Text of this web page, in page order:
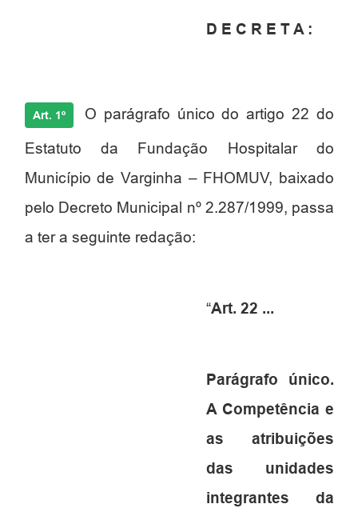
D E C R E T A :
Art. 1º O parágrafo único do artigo 22 do
Estatuto da Fundação Hospitalar do
Município de Varginha – FHOMUV, baixado
pelo Decreto Municipal nº 2.287/1999, passa
a ter a seguinte redação:
“Art. 22 ...
Parágrafo único.
A Competência e
as atribuições
das unidades
integrantes da